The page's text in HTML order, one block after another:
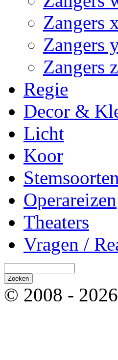
Zangers
Zangers
Zangers z
Regie
Decor &
Licht
Koor
Stemsoorten
Operareizen
Theaters
Vragen /
© 2008 -